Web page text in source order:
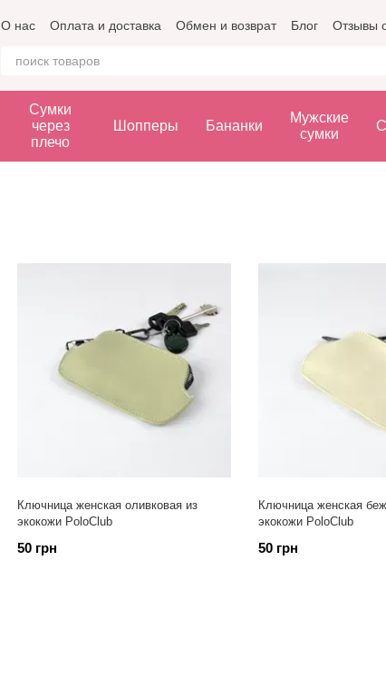
О нас Оплата и доставка Обмен и возврат Блог Отзывы
Сумки
через
плечо
Шопперы Бананки
Мужские
сумки
Ключница женская оливковая из
экокожи PoloClub
50 грн
Ключница женская
экокожи PoloClub
50 грн